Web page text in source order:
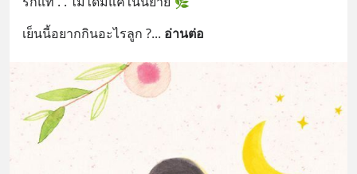
เย็นนี้อยากกินอะไรลูก ?... อ่านต่อ